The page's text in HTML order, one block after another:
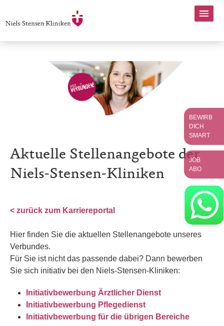
Aktuelle Stellenangebote der
Niels-Stensen-Kliniken
< zurück zum Karriereportal
Hier finden Sie die aktuellen Stellenangebote unseres
Verbundes.
Für Sie ist nicht das passende dabei? Dann bewerben
Sie sich initiativ bei den Niels-Stensen-Kliniken:
Initiativbewerbung Ärztlicher Dienst
Initiativbewerbung Pflegedienst
Initiativbewerbung für die übrigen Bereiche
BEWIRB
DICH
SMART
JOB
ABO